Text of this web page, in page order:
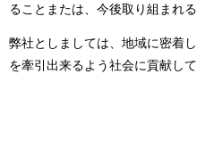
ることまたは、今後取り組まれ
弊社としましては、地域に密着
を牽引出来るよう社会に貢献して